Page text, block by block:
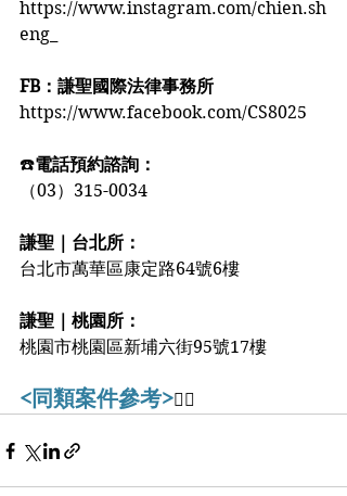
https://www.instagram.com/chien.sh
eng_
FB：謙聖國際法律事務所
https://www.facebook.com/CS8025
☎️電話預約諮詢：
（03）315-0034
謙聖｜台北所：
台北市萬華區康定路64號6樓
謙聖｜桃園所：
桃園市桃園區新埔六街95號17樓️️
<同類案件參考>👇🏻